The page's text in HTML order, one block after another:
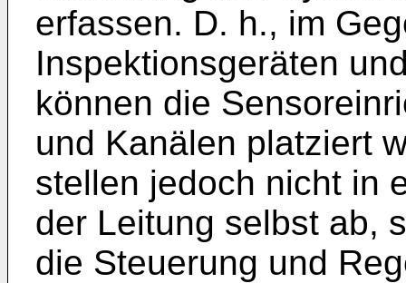
erfassen. D. h., im
Inspektionsgeräten
können die
und Kanälen platziert
stellen jedoch nicht in
der Leitung selbst ab,
die Steuerung und